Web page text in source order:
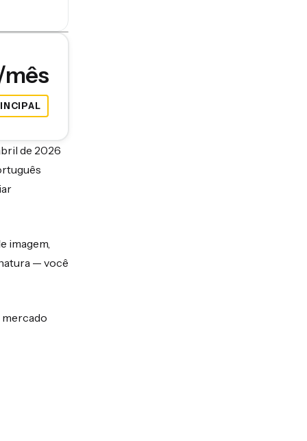
mês
de 2026
imagem,
— você
mercado